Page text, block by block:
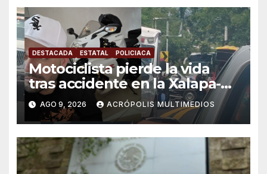
DESTACADA ESTATAL POLICIACA
Motociclista pierde la vida
tras accidente en la Xalapa-
Veracruz
AGO 9, 2026 ACRÓPOLIS MULTIMEDIOS